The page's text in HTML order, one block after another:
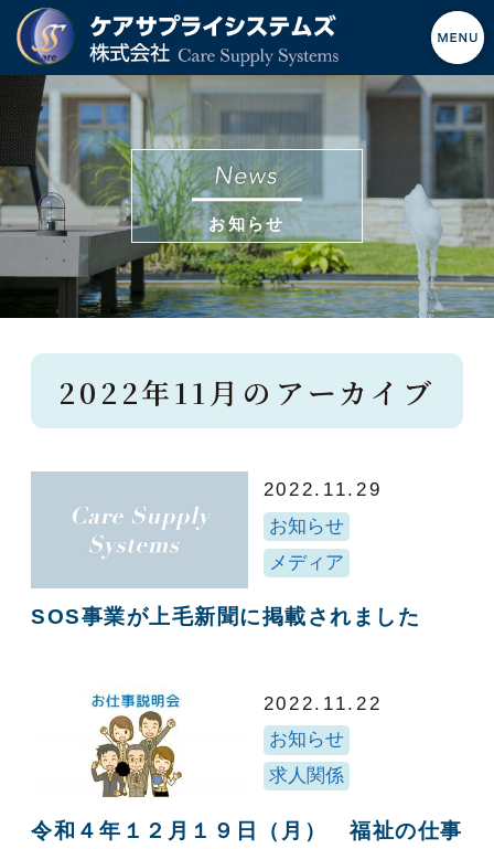
お知らせ
2022年11月のアーカイブ
2022.11.29
お知らせ
メディア
SOS事業が上毛新聞に掲載されました
2022.11.22
お知らせ
求人関係
令和４年１２月１９日（月） 福祉の仕事